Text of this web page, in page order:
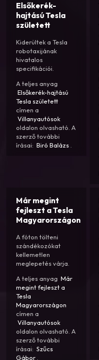
Elsőkerék-
hajtású Tesla
született
Kiderültek a Tesla
robotaxijának
hivatalos
specifikációi.
A teljes anyag
Elsőkerék-hajtású
Tesla született
címen a
Villanyautósok
oldalon olvasható. A
szerző további
írásai: Biró Balázs .
Már megint
fejleszt a Tesla
Magyarországon
A fóton tölteni
szándékozókat
kellemetlen
meglepetés várja.
A teljes anyag Már
megint fejleszt a
Tesla
Magyarországon
címen a
Villanyautósok
oldalon olvasható. A
szerző további
írásai: Szűcs
Gábor